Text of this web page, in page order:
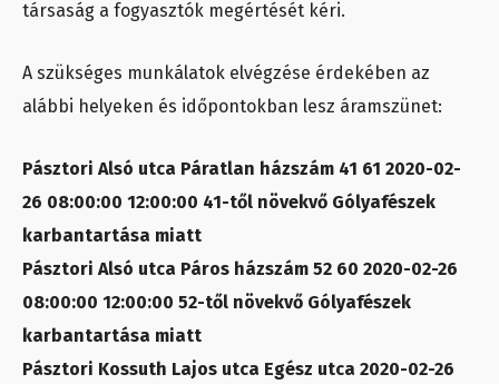
társaság a fogyasztók megértését kéri.
A szükséges munkálatok elvégzése érdekében az
alábbi helyeken és időpontokban lesz áramszünet:
Pásztori Alsó utca Páratlan házszám 41 61 2020-02-
26 08:00:00 12:00:00 41-től növekvő Gólyafészek
karbantartása miatt
Pásztori Alsó utca Páros házszám 52 60 2020-02-26
08:00:00 12:00:00 52-től növekvő Gólyafészek
karbantartása miatt
Pásztori Kossuth Lajos utca Egész utca 2020-02-26